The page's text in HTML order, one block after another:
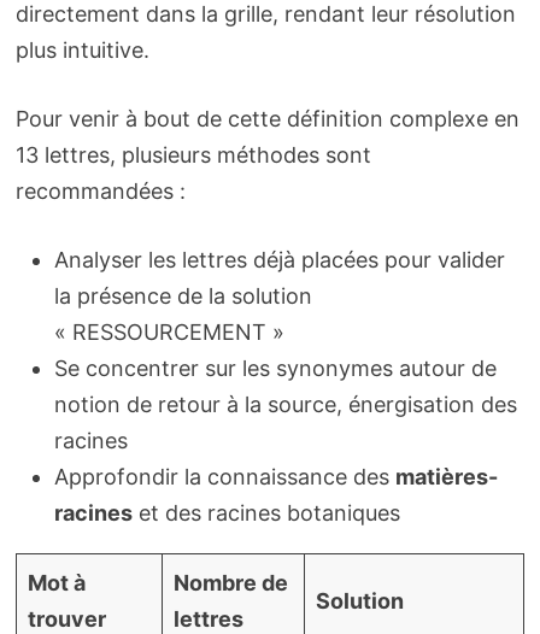
directement dans la grille, rendant leur résolution
plus intuitive.
Pour venir à bout de cette définition complexe en
13 lettres, plusieurs méthodes sont
recommandées :
Analyser les lettres déjà placées pour valider
la présence de la solution
« RESSOURCEMENT »
Se concentrer sur les synonymes autour de
notion de retour à la source, énergisation des
racines
Approfondir la connaissance des matières-
racineset des racines botaniques
Mot à
trouver
Nombre de
lettres
Solution